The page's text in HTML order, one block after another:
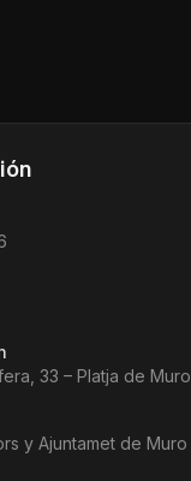
33 – Platja de Muro
y Ajuntamet de Muro